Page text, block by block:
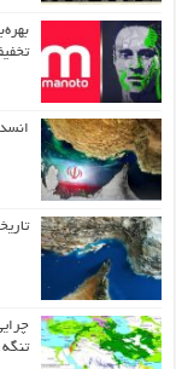
تنگه